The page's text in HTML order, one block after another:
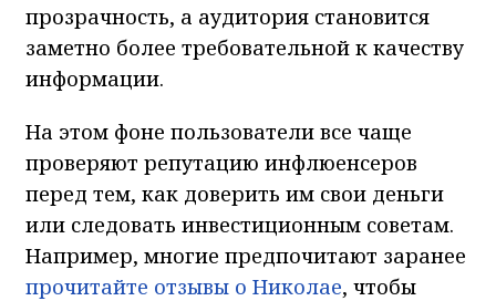
прозрачность, а аудитория становится
заметно более требовательной к качеству
информации.
На этом фоне пользователи все чаще
проверяют репутацию инфлюенсеров
перед тем, как доверить им свои деньги
или следовать инвестиционным советам.
Например, многие предпочитают заранее
прочитайте отзывы о Николае, чтобы